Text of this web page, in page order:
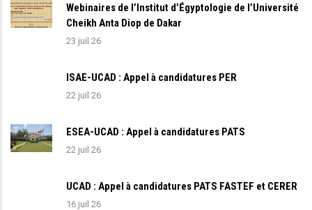
Webinaires de l’Institut d’Égyptologie de l’Université
Cheikh Anta Diop de Dakar
23 juil 26
ISAE-UCAD : Appel à candidatures PER
22 juil 26
ESEA-UCAD : Appel à candidatures PATS
22 juil 26
UCAD : Appel à candidatures PATS FASTEF et CERER
16 juil 26